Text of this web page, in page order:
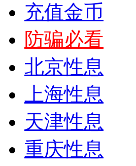
充值金币
防骗必看
北京性息
上海性息
天津性息
重庆性息